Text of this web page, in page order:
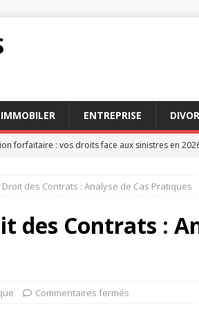
IMMOBILER ENTREPRISE
forfaitaire : vos droits face aux sinistres en
appel : comprendre le processus et ses enjeux
au tribunal : étapes clés pour bien préparer
expliquée : rôle et impact sur les décisions
des Contrats : Analyse de Cas Pratiques
des Contrats :
Commentaires fermés